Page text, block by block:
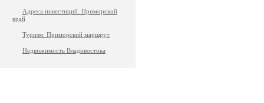
Адреса инвестиций. Приморский
край
Туризм: Приморский маршрут
Недвижимость Владивостока